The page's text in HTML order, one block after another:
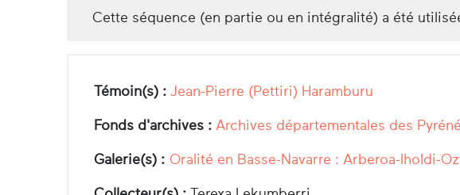
Cette séquence (en partie ou en intégralité) a été
Témoin(s) : Jean-Pierre (Pettiri) Haramburu
Fonds d'archives : Archives départementales des
Galerie(s) : Oralité en Basse-Navarre : Arberoa-Iholdi-